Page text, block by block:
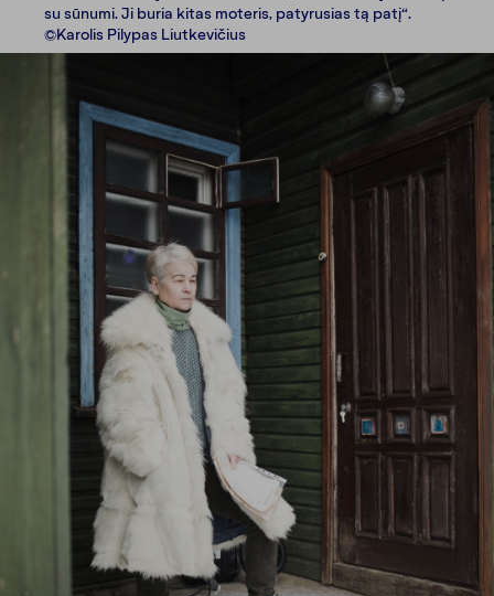
su sūnumi. Ji buria kitas moteris, patyrusias tą patį“.
©Karolis Pilypas Liutkevičius